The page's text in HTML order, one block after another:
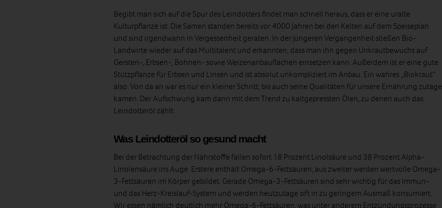
Begibt man sich auf die Spur des Leindotters findet man schnell heraus, dass er eine uralte
Kulturpflanze ist. Die Samen standen bereits vor 4000 Jahren bei den Kelten auf dem Speiseplan
und sind irgendwann in Vergessenheit geraten. In der jüngeren Vergangenheit stießen Bio-
Landwirte wieder auf das Multitalent und erkannten, dass man ihn gegen Unkrautbewuchs auf
Gersten-, Erbsen-, Bohnen- sowie Weizenanbauflächen einsetzen kann. Außerdem ist er eine gute
Stützpflanze für Erbsen und Linsen und ist absolut unkompliziert im Anbau. Ein wahres „Biokraut“
also. Von da an war es nur ein kleiner Schritt, bis auch seine Qualitäten für unsere Ernährung zutage
kamen. Der Aufschwung kam dann mit dem Trend zu kaltgepressten Ölen, zu denen auch das
Leindotteröl zählt.
Was Leindotteröl so gesund macht
Bei der Betrachtung der Nährstoffe fallen sofort 18 Prozent Linolsäure und 38 Prozent Alpha-
Linolensäure ins Auge. Erstere enthält Omega-6-Fettsäuren, aus zweiter werden wertvolle Omega-
3-Fettsäuren im Körper gebildet. Gerade Omega-3-Fettsäuren sind sehr wichtig für das Immun-
und das Herz-Kreislauf-System und werden heutzutage oft in zu geringem Ausmaß konsumiert.
Wir essen nämlich deutlich mehr Omega-6-Fettsäuren, was unter anderem Entzündungsprozesse